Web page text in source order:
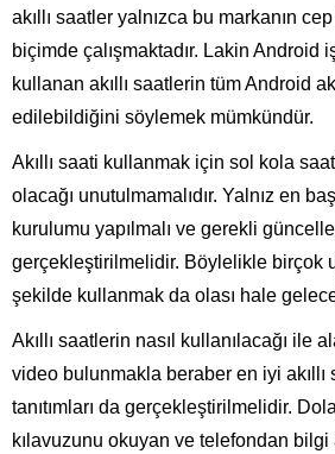
akıllı saatler yalnızca bu markanın
biçimde çalışmaktadır. Lakin Android
kullanan akıllı saatlerin tüm Android
edilebildiğini söylemek mümkündür.
Akıllı saati kullanmak için sol kola
olacağı unutulmamalıdır. Yalnız en
kurulumu yapılmalı ve gerekli
gerçekleştirilmelidir. Böylelikle birçok
şekilde kullanmak da olası hale
Akıllı saatlerin nasıl kullanılacağı ile
video bulunmakla beraber en iyi akıllı
tanıtımları da gerçekleştirilmelidir.
kılavuzunu okuyan ve telefondan bilgi